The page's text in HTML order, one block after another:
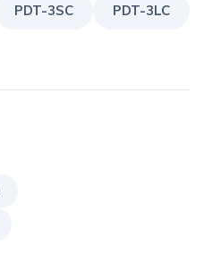
PDT-3SC PDT-3LC